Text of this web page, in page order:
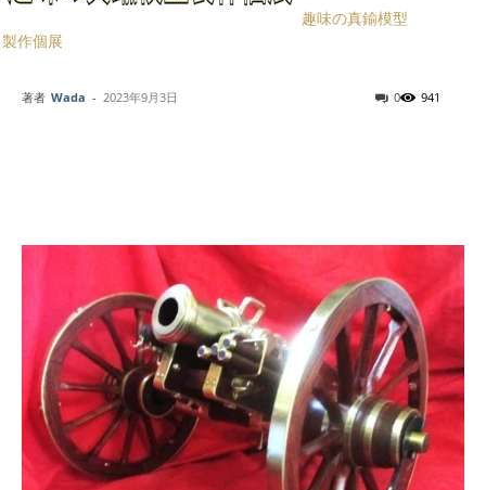
趣味の真鍮模型
製作個展
高島秋帆 十六ドイム 遠雷
筒 1/6
著者 Wada - 2023年9月3日 941
0